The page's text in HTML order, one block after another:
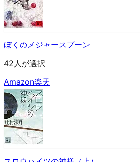
ぼくのメジャースプーン
42人が選択
Amazon楽天